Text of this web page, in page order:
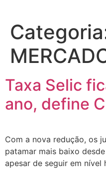
Taxa Selic
ano, define
Com a nova redução, os
patamar mais baixo
apesar de seguir em nível